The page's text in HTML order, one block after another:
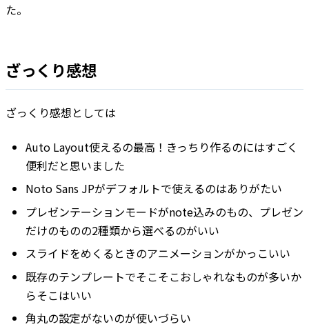
た。
ざっくり感想
ざっくり感想としては
Auto Layout使えるの最高！きっちり作るのにはすごく
便利だと思いました
Noto Sans JPがデフォルトで使えるのはありがたい
プレゼンテーションモードがnote込みのもの、プレゼン
だけのものの2種類から選べるのがいい
スライドをめくるときのアニメーションがかっこいい
既存のテンプレートでそこそこおしゃれなものが多いか
らそこはいい
角丸の設定がないのが使いづらい